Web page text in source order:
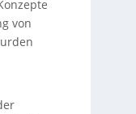
von